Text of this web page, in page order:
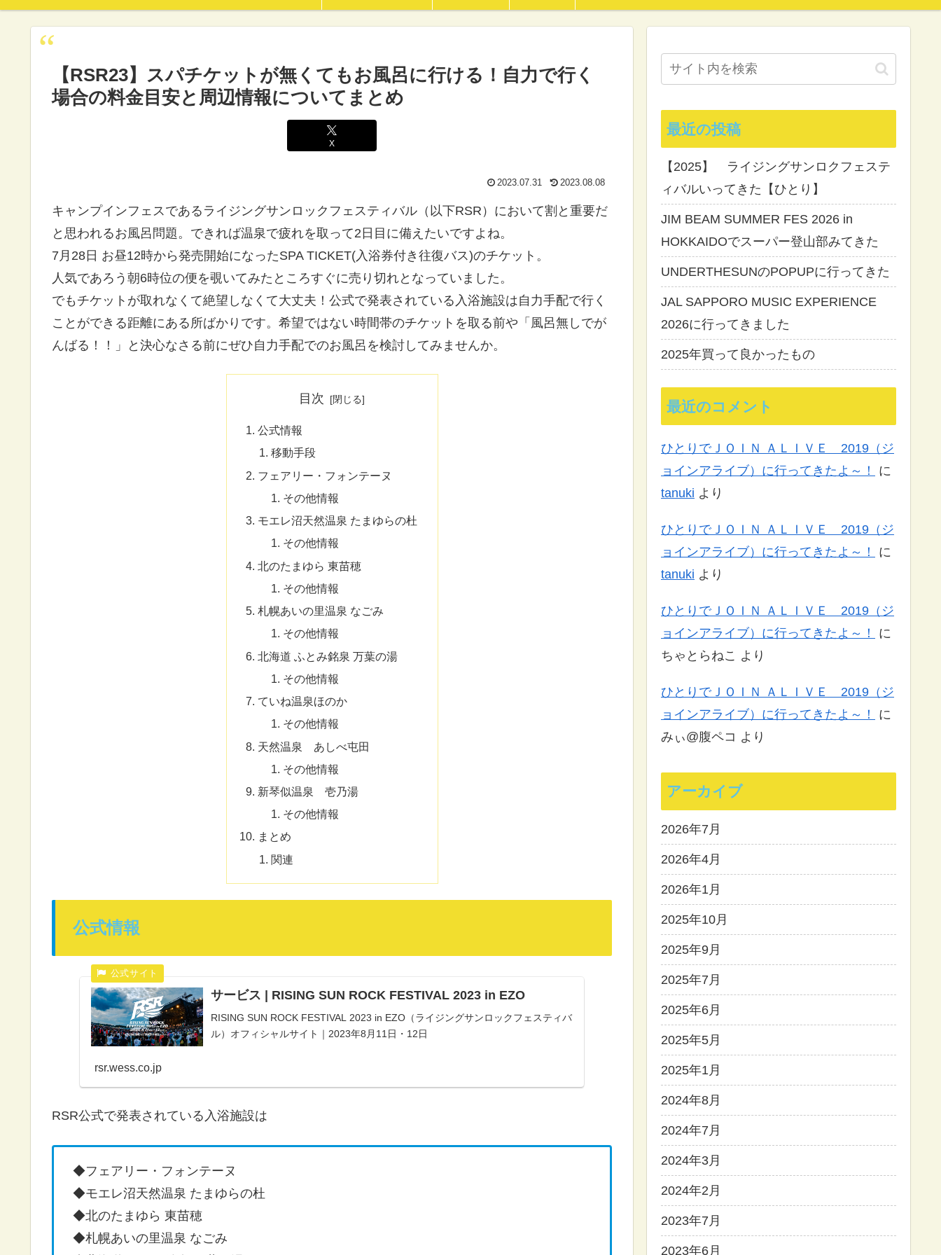
【RSR23】スパチケットが無くてもお風呂に行ける！自力で行く
場合の料金目安と周辺情報についてまとめ
X
2023.07.31 2023.08.08
キャンプインフェスであるライジングサンロックフェスティバル（以下RSR）において割と重要だ
と思われるお風呂問題。できれば温泉で疲れを取って2日目に備えたいですよね。
7月28日 お昼12時から発売開始になったSPA TICKET(入浴券付き往復バス)のチケット。
人気であろう朝6時位の便を覗いてみたところすぐに売り切れとなっていました。
でもチケットが取れなくて絶望しなくて大丈夫！公式で発表されている入浴施設は自力手配で行く
ことができる距離にある所ばかりです。希望ではない時間帯のチケットを取る前や「風呂無しでが
んばる！！」と決心なさる前にぜひ自力手配でのお風呂を検討してみませんか。
目次
公式情報
移動手段
フェアリー・フォンテーヌ
その他情報
モエレ沼天然温泉 たまゆらの杜
その他情報
北のたまゆら 東苗穂
その他情報
札幌あいの里温泉 なごみ
その他情報
北海道 ふとみ銘泉 万葉の湯
その他情報
ていね温泉ほのか
その他情報
天然温泉 あしべ屯田
その他情報
新琴似温泉 壱乃湯
その他情報
まとめ
関連
公式情報
サービス | RISING SUN ROCK FESTIVAL 2023 in EZO
RISING SUN ROCK FESTIVAL 2023 in EZO（ライジングサンロックフェスティバ
ル）オフィシャルサイト｜2023年8月11日・12日
rsr.wess.co.jp
RSR公式で発表されている入浴施設は
◆フェアリー・フォンテーヌ
◆モエレ沼天然温泉 たまゆらの杜
◆北のたまゆら 東苗穂
◆札幌あいの里温泉 なごみ
最近の投稿
【2025】 ライジングサンロクフェステ
ィバルいってきた【ひとり】
JIM BEAM SUMMER FES 2026 in
HOKKAIDOでスーパー登山部みてきた
UNDERTHESUNのPOPUPに行ってきた
JAL SAPPORO MUSIC EXPERIENCE
2026に行ってきました
2025年買って良かったもの
最近のコメント
ひとりでＪＯＩＮ ＡＬＩＶＥ 2019（ジ
ョインアライブ）に行ってきたよ～！
に
tanuki より
ひとりでＪＯＩＮ ＡＬＩＶＥ 2019（ジ
ョインアライブ）に行ってきたよ～！
に
tanuki より
ひとりでＪＯＩＮ ＡＬＩＶＥ 2019（ジ
ョインアライブ）に行ってきたよ～！
に
ちゃとらねこ より
ひとりでＪＯＩＮ ＡＬＩＶＥ 2019（ジ
ョインアライブ）に行ってきたよ～！
に
みぃ@腹ペコ より
アーカイブ
2026年7月
2026年4月
2026年1月
2025年10月
2025年9月
2025年7月
2025年6月
2025年5月
2025年1月
2024年8月
2024年7月
2024年3月
2024年2月
2023年7月
2023年6月